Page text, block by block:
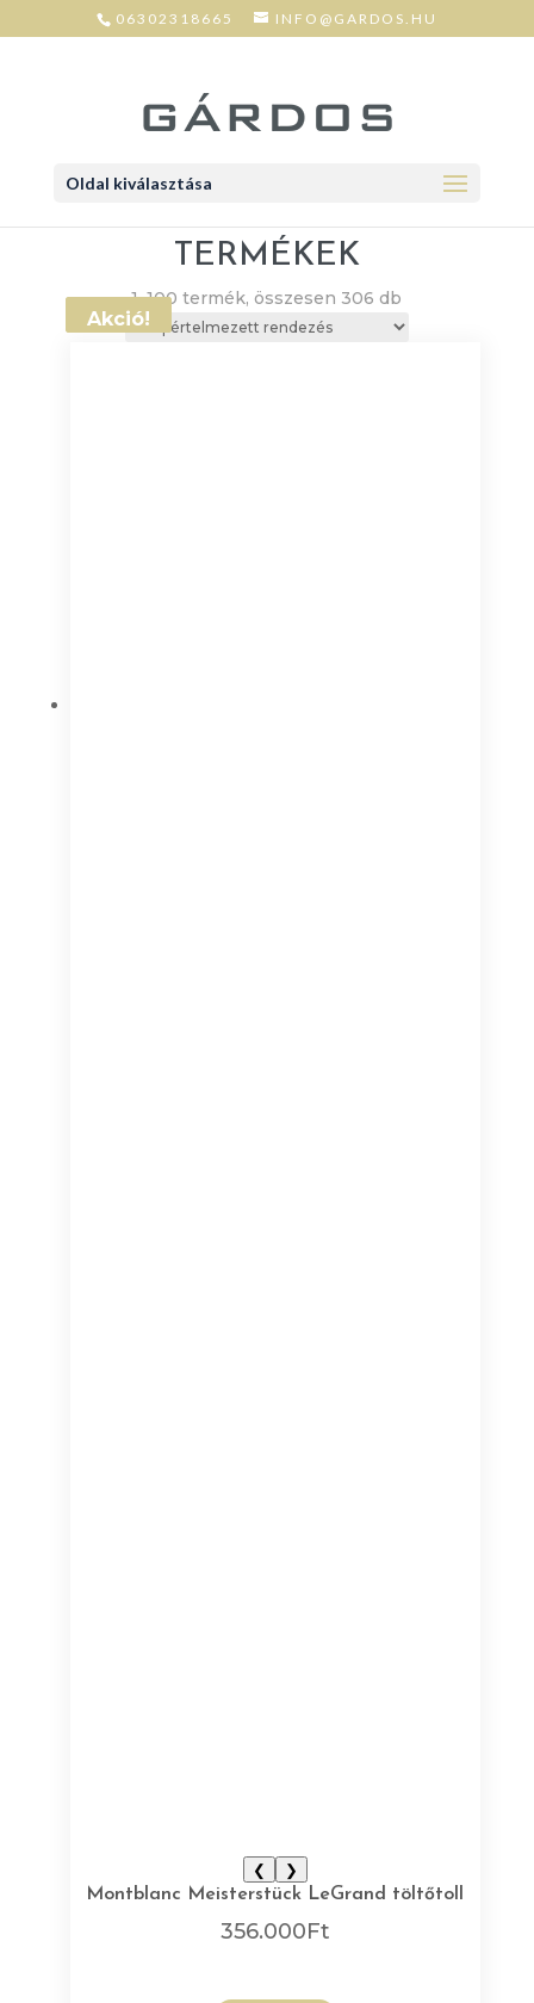
06302318665 INFO@GARDOS.HU
Oldal kiválasztása
TERMÉKEK
1–100 termék, összesen 306 db
❮
❯
Montblanc Meisterstück LeGrand töltőtoll
356.000Ft
Akció!
Akció!